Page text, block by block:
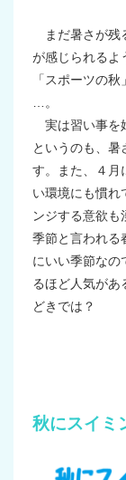
まだ暑さが残
が感じられるよ
「スポーツの
…。
実は習い事を
というのも、暑
す。また、４月
い環境にも慣れ
ンジする意欲
季節と言われる
にいい季節なの
るほど人気があ
どきでは？
秋にスイミ